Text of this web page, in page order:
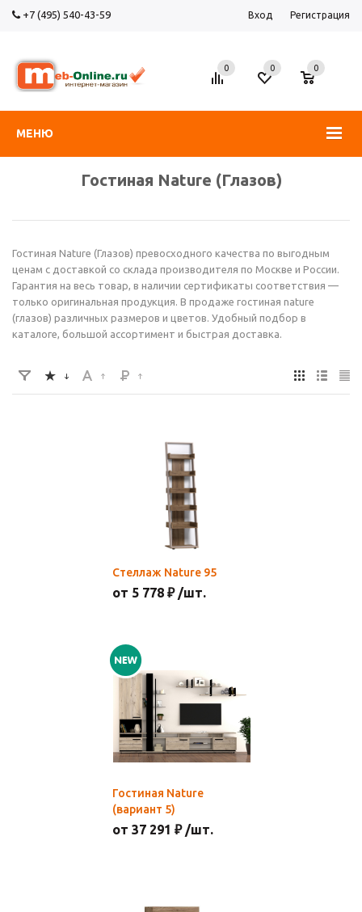
+7 (495) 540-43-59 Вход Регистрация
МЕНЮ
0 0
0
Гостиная Nature (Глазов)
Гостиная Nature (Глазов) превосходного качества по выгодным
ценам с доставкой со склада производителя по Москве и России.
Гарантия на весь товар, в наличии сертификаты соответствия —
только оригинальная продукция. В продаже гостиная nature
(глазов) различных размеров и цветов. Удобный подбор в
каталоге, большой ассортимент и быстрая доставка.
Стеллаж Nature 95
от 5 778 ₽ /шт.
Гостиная Nature
(вариант 5)
от 37 291 ₽ /шт.